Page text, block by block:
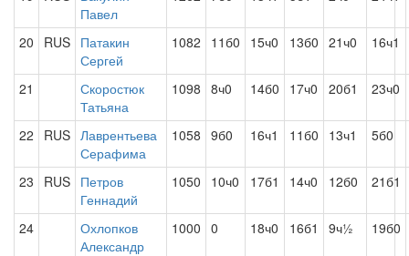
Павел
20 RUS Патакин
Сергей
1082 11б0 15ч0 13б0 21ч0 16ч1
21
Скоростюк
Татьяна
1098 8ч0 14б0 17ч0 20б1 23ч0
22 RUS Лаврентьева
Серафима
1058 9б0 16ч1 11б0 13ч1 5б0
23 RUS Петров
Геннадий
1050 10ч0 17б1 14ч0 12б0 21б1
24
Охлопков
Александр
1000 0 18ч0 16б1 9ч½ 19б0